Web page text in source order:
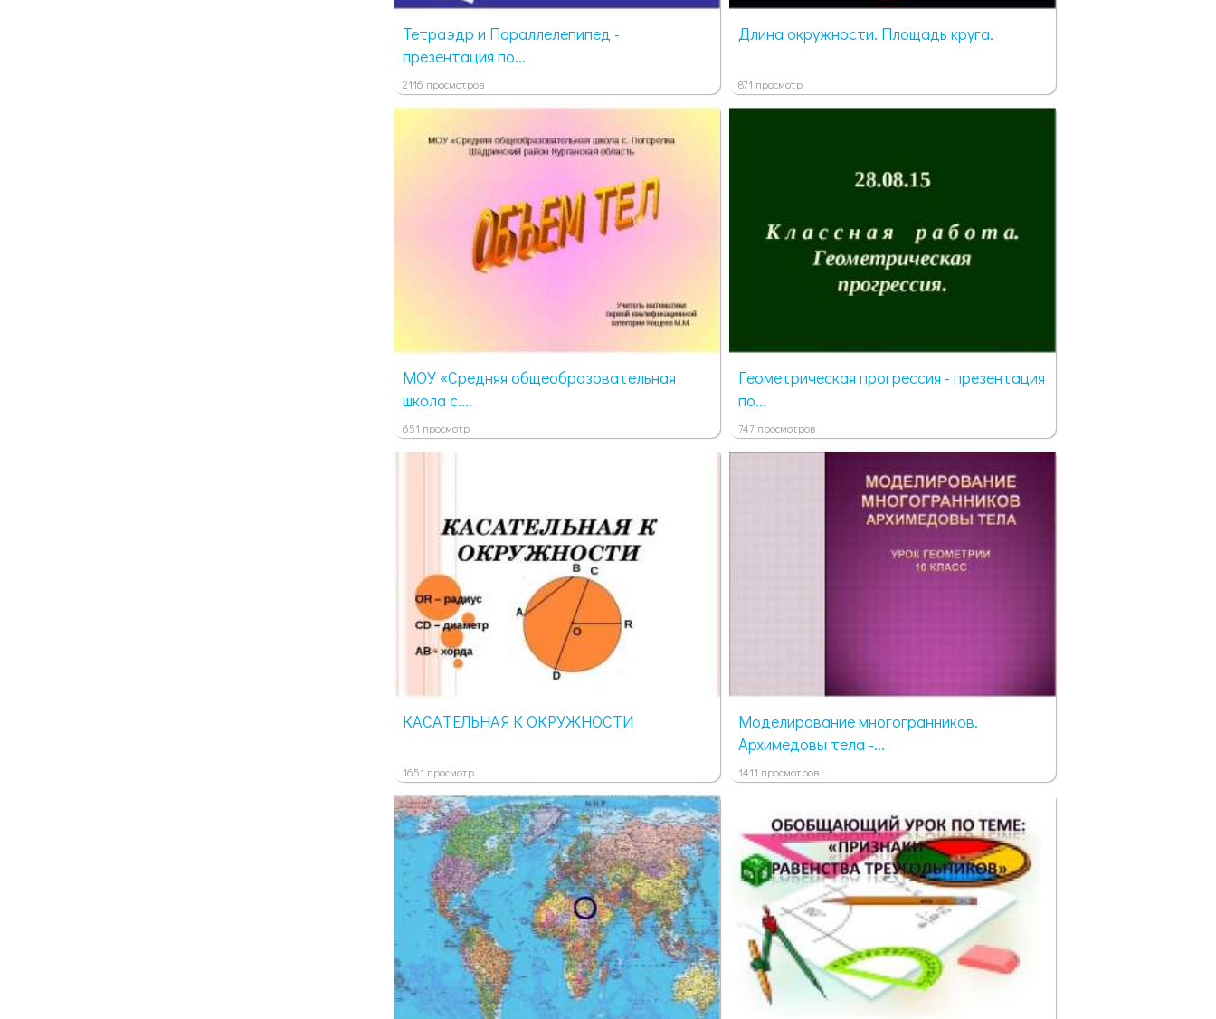
Тетраэдр и Параллелепипед -
презентация по...
2116 просмотров
Длина окружности. Площадь круга.
871 просмотр
МОУ «Средняя общеобразовательная
школа с....
651 просмотр
Геометрическая прогрессия - презентация
по...
747 просмотров
КАСАТЕЛЬНАЯ К ОКРУЖНОСТИ
1651 просмотр
Моделирование многогранников.
Архимедовы тела -...
1411 просмотров